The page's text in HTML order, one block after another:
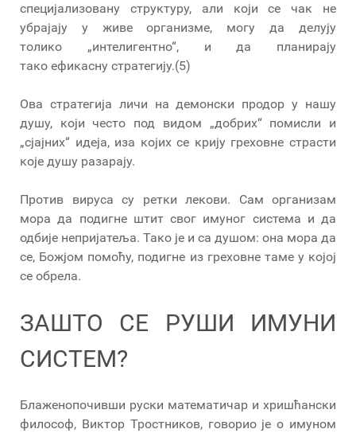
специјализовану структуру, али који се чак не
убрајају у живе организме, могу да делују
толико „интелигентно“, и да планирају
тако ефикасну стратегију.(5)
Ова стратегија личи на демонски продор у нашу
душу, који често под видом „добрих“ помисли и
„сјајних“ идеја, иза којих се крију греховне страсти
које душу разарају.
Против вируса су ретки лекови. Сам организам
мора да подигне штит свог имуног система и да
одбије непријатеља. Тако је и са душом: она мора да
се, Божјом помоћу, подигне из греховне таме у којој
се обрела.
ЗАШТО СЕ РУШИ ИМУНИ
СИСТЕМ?
Блаженопочивши руски математичар и хришћански
философ, Виктор Тростников, говорио је о имуном